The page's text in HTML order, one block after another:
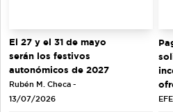
El 27 y el 31 de mayo
serán los festivos
autonómicos de 2027
Rubén M. Checa -
13/07/2026